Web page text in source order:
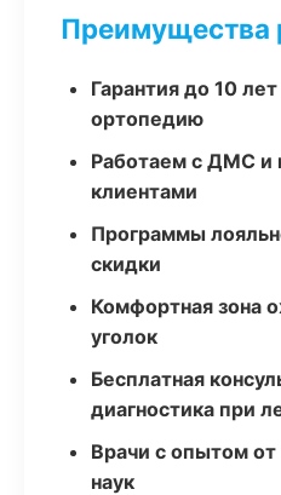
Преимущества
Гарантия до 10
ортопедию
Работаем с ДМС и
клиентами
Программы
скидки
Комфортная зона
уголок
Бесплатная
диагностика при
Врачи с опытом
наук